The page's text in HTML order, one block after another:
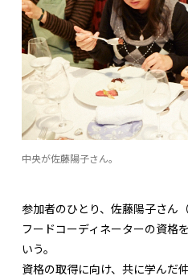
中央が佐藤陽子さん。
参加者のひとり、佐藤陽子さん
フードコーディネーターの資格
いう。
資格の取得に向け、共に学んだ